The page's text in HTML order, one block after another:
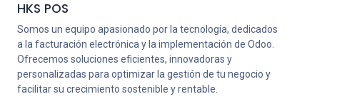
HKS POS
Somos un equipo apasionado por la tecnología, dedicados
a la facturación electrónica y la implementación de Odoo.
Ofrecemos soluciones eficientes, innovadoras y
personalizadas para optimizar la gestión de tu negocio y
facilitar su crecimiento sostenible y rentable.